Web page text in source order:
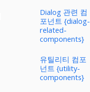
Dialog 관련 컴
포넌트 {dialog-
related-
components}
유틸리티 컴포
넌트 {utility-
components}